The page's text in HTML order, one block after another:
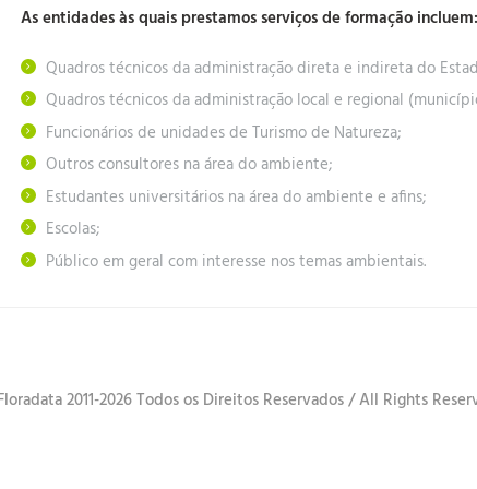
As entidades às quais prestamos serviços de formação incluem:
Quadros técnicos da administração direta e indireta do
Quadros técnicos da administração local e regional
Funcionários de unidades de Turismo de Natureza;
Outros consultores na área do ambiente;
Estudantes universitários na área do ambiente e afins;
Escolas;
Público em geral com interesse nos temas ambientais.
2011-2026 Todos os Direitos Reservados / All Rights